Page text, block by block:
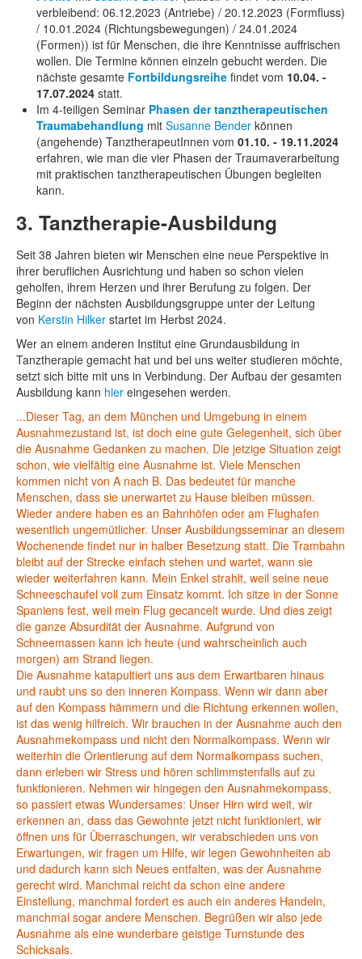
verbleibend: 06.12.2023 (Antriebe) / 20.12.2023 (Formfluss)
/ 10.01.2024 (Richtungsbewegungen) / 24.01.2024
(Formen)) ist für Menschen, die ihre Kenntnisse auffrischen
wollen. Die Termine können einzeln gebucht werden. Die
nächste gesamte Fortbildungsreihe findet vom 10.04. -
17.07.2024 statt.
Im 4-teiligen Seminar Phasen der tanztherapeutischen
Traumabehandlung mit Susanne Bender können
(angehende) TanztherapeutInnen vom 01.10. - 19.11.2024
erfahren, wie man die vier Phasen der Traumaverarbeitung
mit praktischen tanztherapeutischen Übungen begleiten
kann.
3. Tanztherapie-Ausbildung
Seit 38 Jahren bieten wir Menschen eine neue Perspektive in
ihrer beruflichen Aus­rich­tung und haben so schon vielen
geholfen, ihrem Herzen und ihrer Berufung zu folgen. Der
Beginn der nächsten Ausbildungsgruppe unter der Leitung
von Kerstin Hilker startet im Herbst 2024.
Wer an einem anderen Institut eine Grundausbildung in
Tanztherapie gemacht hat und bei uns weiter studieren möchte,
setzt sich bitte mit uns in Verbindung. Der Aufbau der gesamten
Ausbildung kann hier eingesehen werden.
...Dieser Tag, an dem München und Umgebung in einem
Ausnahmezustand ist, ist doch eine gute Gelegenheit, sich über
die Ausnahme Gedanken zu machen. Die jetzige Situation zeigt
schon, wie vielfältig eine Ausnahme ist. Viele Menschen
kommen nicht von A nach B. Das bedeutet für manche
Menschen, dass sie unerwartet zu Hause bleiben müssen.
Wieder andere haben es an Bahnhöfen oder am Flughafen
wesentlich ungemütlicher. Unser Ausbildungsseminar an diesem
Wochenende findet nur in halber Besetzung statt. Die Trambahn
bleibt auf der Strecke einfach stehen und wartet, wann sie
wieder weiterfahren kann. Mein Enkel strahlt, weil seine neue
Schneeschaufel voll zum Einsatz kommt. Ich sitze in der Sonne
Spaniens fest, weil mein Flug gecancelt wurde. Und dies zeigt
die ganze Absurdität der Ausnahme. Aufgrund von
Schneemassen kann ich heute (und wahrscheinlich auch
morgen) am Strand liegen.
Die Ausnahme katapultiert uns aus dem Erwartbaren hinaus
und raubt uns so den inneren Kompass. Wenn wir dann aber
auf den Kompass hämmern und die Richtung erkennen wollen,
ist das wenig hilfreich. Wir brauchen in der Ausnahme auch den
Ausnahmekompass und nicht den Normalkompass. Wenn wir
weiterhin die Orientierung auf dem Normalkompass suchen,
dann erleben wir Stress und hören schlimmstenfalls auf zu
funktionieren. Nehmen wir hingegen den Ausnahmekompass,
so passiert etwas Wundersames: Unser Hirn wird weit, wir
erkennen an, dass das Gewohnte jetzt nicht funktioniert, wir
öffnen uns für Überraschungen, wir verabschieden uns von
Erwartungen, wir fragen um Hilfe, wir legen Gewohnheiten ab
und dadurch kann sich Neues entfalten, was der Ausnahme
gerecht wird. Manchmal reicht da schon eine andere
Einstellung, manchmal fordert es auch ein anderes Handeln,
manchmal sogar andere Menschen. Begrüßen wir also jede
Ausnahme als eine wunderbare geistige Turnstunde des
Schicksals.